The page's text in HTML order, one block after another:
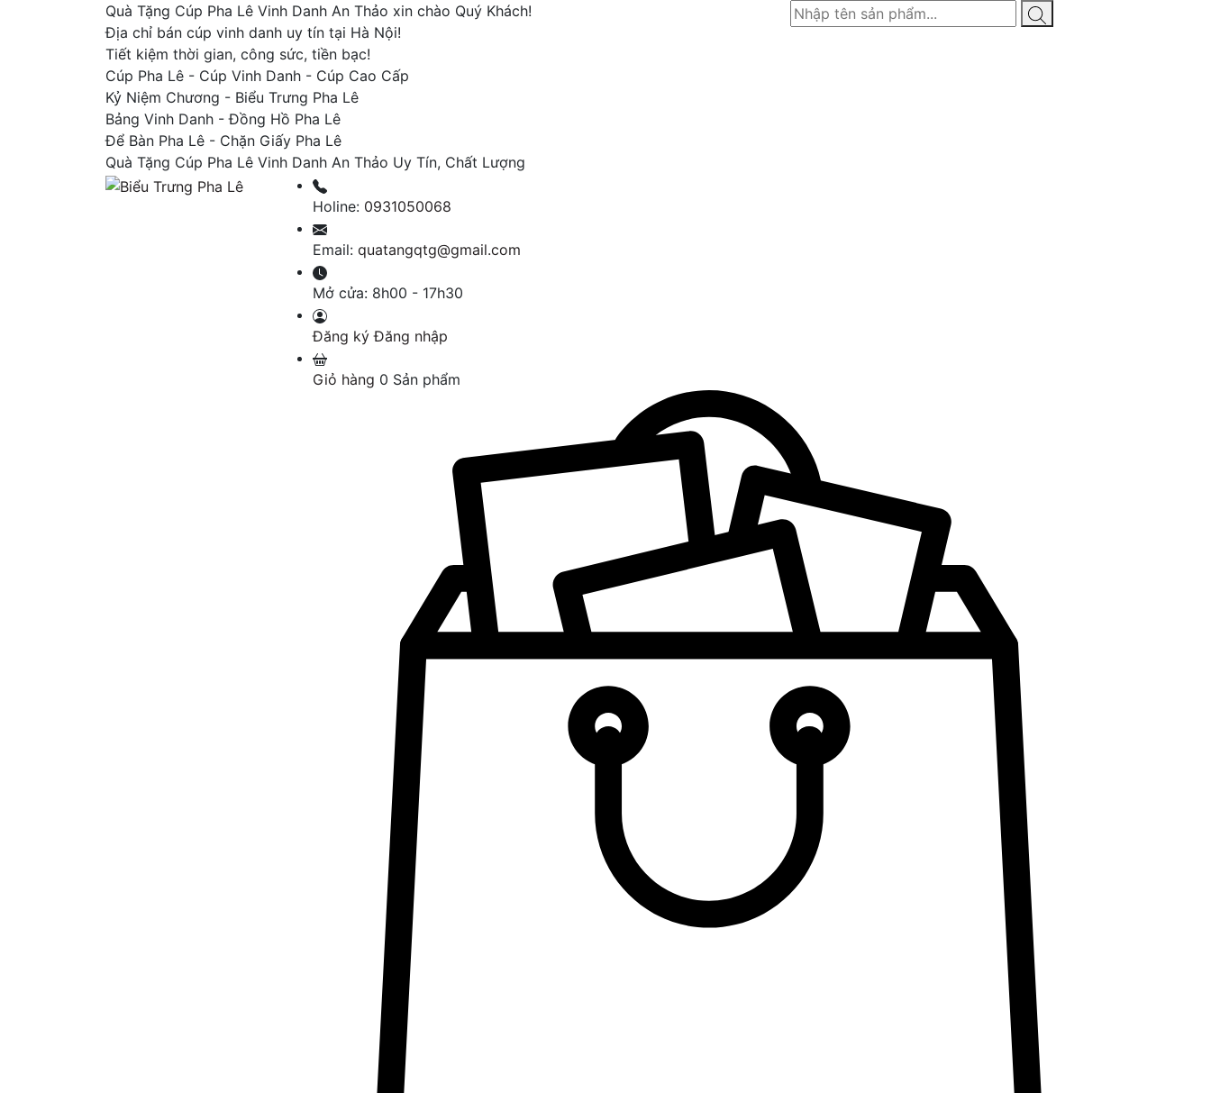
Quà Tặng Cúp Pha Lê Vinh Danh An Thảo xin chào Quý Khách!
Địa chỉ bán cúp vinh danh uy tín tại Hà Nội!
Tiết kiệm thời gian, công sức, tiền bạc!
Cúp Pha Lê - Cúp Vinh Danh - Cúp Cao Cấp
Kỷ Niệm Chương - Biểu Trưng Pha Lê
Bảng Vinh Danh - Đồng Hồ Pha Lê
Để Bàn Pha Lê - Chặn Giấy Pha Lê
Quà Tặng Cúp Pha Lê Vinh Danh An Thảo Uy Tín, Chất Lượng
Holine: 0931050068
Email: quatangqtg@gmail.com
Mở cửa: 8h00 - 17h30
Đăng kýĐăng nhập
Giỏ hàng 0 Sản phẩm